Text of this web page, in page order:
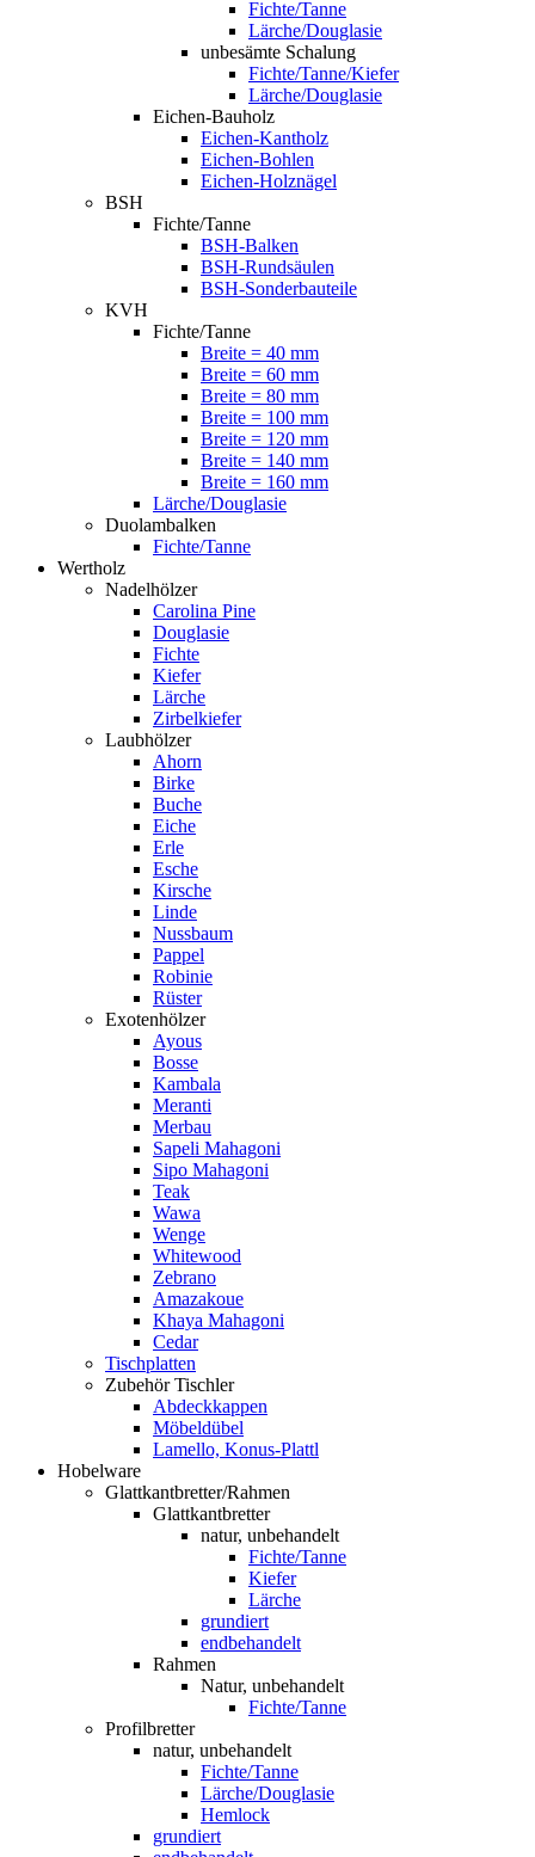
Fichte/Tanne
Lärche/Douglasie
unbesämte Schalung
Fichte/Tanne/Kiefer
Lärche/Douglasie
Eichen-Bauholz
Eichen-Kantholz
Eichen-Bohlen
Eichen-Holznägel
BSH
Fichte/Tanne
BSH-Balken
BSH-Rundsäulen
BSH-Sonderbauteile
KVH
Fichte/Tanne
Breite = 40 mm
Breite = 60 mm
Breite = 80 mm
Breite = 100 mm
Breite = 120 mm
Breite = 140 mm
Breite = 160 mm
Lärche/Douglasie
Duolambalken
Fichte/Tanne
Wertholz
Nadelhölzer
Carolina Pine
Douglasie
Fichte
Kiefer
Lärche
Zirbelkiefer
Laubhölzer
Ahorn
Birke
Buche
Eiche
Erle
Esche
Kirsche
Linde
Nussbaum
Pappel
Robinie
Rüster
Exotenhölzer
Ayous
Bosse
Kambala
Meranti
Merbau
Sapeli Mahagoni
Sipo Mahagoni
Teak
Wawa
Wenge
Whitewood
Zebrano
Amazakoue
Khaya Mahagoni
Cedar
Tischplatten
Zubehör Tischler
Abdeckkappen
Möbeldübel
Lamello, Konus-Plattl
Hobelware
Glattkantbretter/Rahmen
Glattkantbretter
natur, unbehandelt
Fichte/Tanne
Kiefer
Lärche
grundiert
endbehandelt
Rahmen
Natur, unbehandelt
Fichte/Tanne
Profilbretter
natur, unbehandelt
Fichte/Tanne
Lärche/Douglasie
Hemlock
grundiert